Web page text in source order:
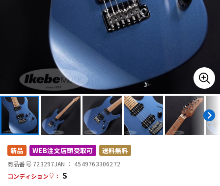
管楽器
アンプ エフェクター
DTM
配信/ライブ機器
新品 WEB注文店頭受取可 送料無料
商品番号 723297JAN ： 4549763306272
コンディション
： S